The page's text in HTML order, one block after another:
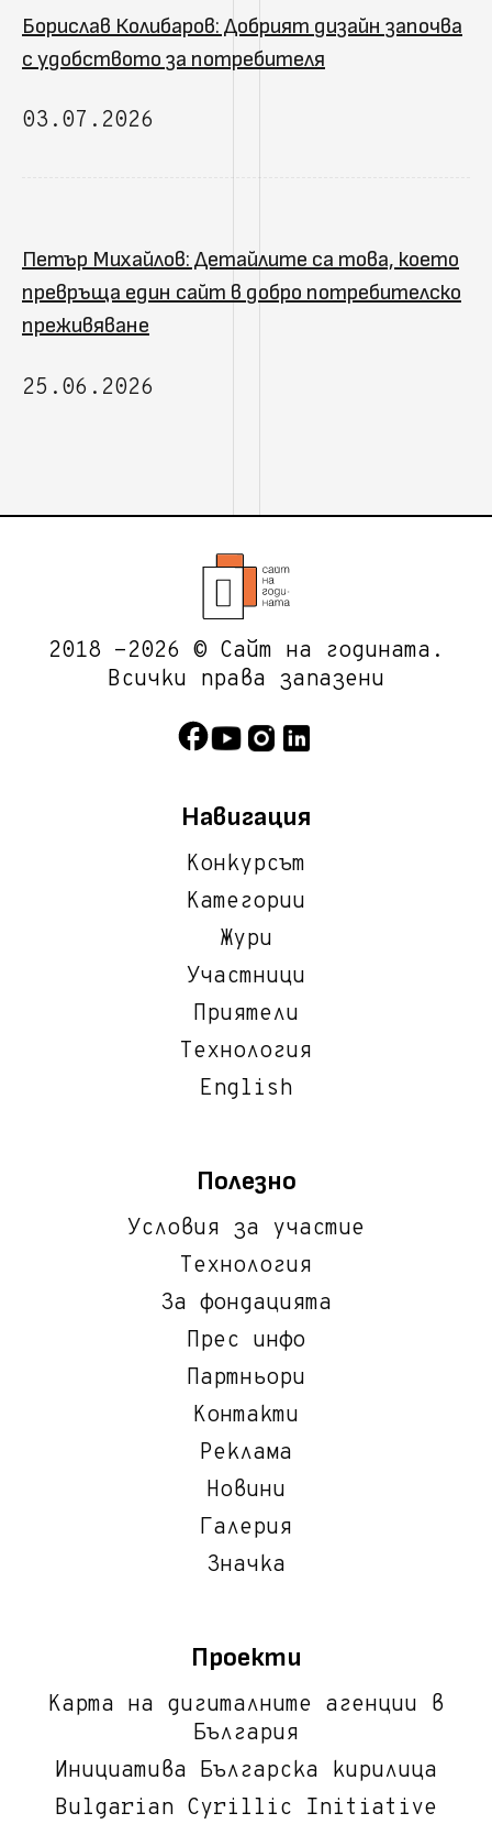
Борислав Колибаров: Добрият дизайн започва
с удобството за потребителя
03.07.2026
Петър Михайлов: Детайлите са това, което
превръща един сайт в добро потребителско
преживяване
25.06.2026
2018 -2026 © Сайт на годината.
Всички права запазени
Навигация
Конкурсът
Категории
Жури
Участници
Приятели
Технология
English
Полезно
Условия за участие
Технология
За фондацията
Прес инфо
Партньори
Контакти
Реклама
Новини
Галерия
Значка
Проекти
Карта на дигиталните агенции в
България
Инициатива Българска кирилица
Bulgarian Cyrillic Initiative